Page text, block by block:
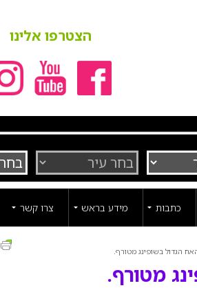
הצטרפו אלינו
כתבות מידע בראש צרו קשר
הגדול בשופינג מטורף.
מטורף.